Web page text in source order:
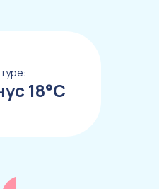
18°С